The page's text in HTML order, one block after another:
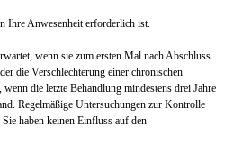
Ihre Anwesenheit erforderlich ist.
wenn sie zum ersten Mal nach Abschluss
die Verschlechterung einer chronischen
die letzte Behandlung mindestens drei Jahre
Regelmäßige Untersuchungen zur Kontrolle
haben keinen Einfluss auf den